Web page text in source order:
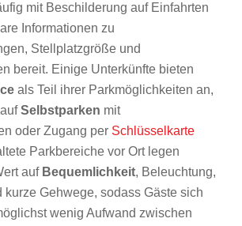
mit Beschilderung auf Einfahrten
Informationen zu
Stellplatzgröße und
bereit. Einige Unterkünfte bieten
als Teil ihrer Parkmöglichkeiten an,
aufSelbstparken mit
oder Zugang per Schlüsselkarte
Parkbereiche vor Ort legen
auf Bequemlichkeit, Beleuchtung,
kurze Gehwege, sodass Gäste sich
wenig Aufwand zwischen